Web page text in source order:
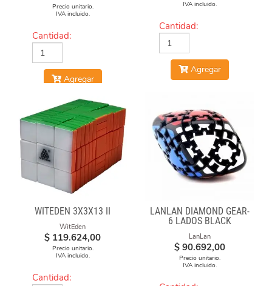
Precio unitario.
IVA incluido.
Cantidad:
Agregar
IVA incluido.
Cantidad:
Agregar
WITEDEN 3X3X13 II
WitEden
$ 119.624,00
Precio unitario.
IVA incluido.
Cantidad:
LANLAN DIAMOND GEAR-
6 LADOS BLACK
LanLan
$ 90.692,00
Precio unitario.
IVA incluido.